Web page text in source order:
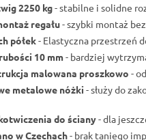
2250 kg- stabilne i solidne
regału- szybki montaż
półek- Elastyczna przestrzeń
10 mm- bardziej
malowana proszkowo -
metalowe nóżki - służy do
do ściany- dla
w Czechach- brak taniego